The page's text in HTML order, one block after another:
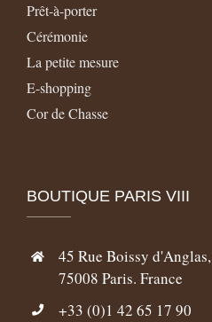
Prêt-à-porter
Cérémonie
La petite mesure
E-shopping
Cor de Chasse
BOUTIQUE PARIS VIII
45 Rue Boissy d'Anglas,
75008 Paris. France
+33 (0)1 42 65 17 90